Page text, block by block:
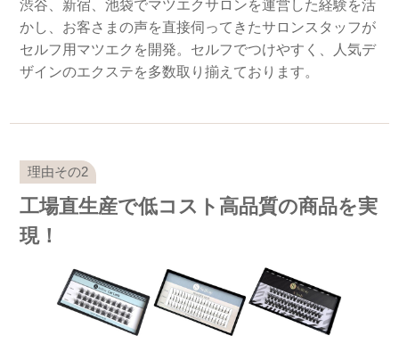
渋谷、新宿、池袋でマツエクサロンを運営した経験を活
かし、お客さまの声を直接伺ってきたサロンスタッフが
セルフ用マツエクを開発。セルフでつけやすく、人気デ
ザインのエクステを多数取り揃えております。
工場直生産で低コスト高品質の商品を実
現！